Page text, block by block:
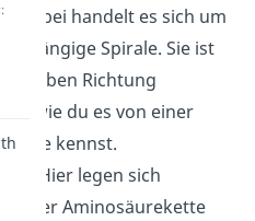
Hierbei handelt es sich um
Spirale. Sie ist
Richtung
wie du es von einer
kennst.
: Hier legen sich
der Aminosäurekette